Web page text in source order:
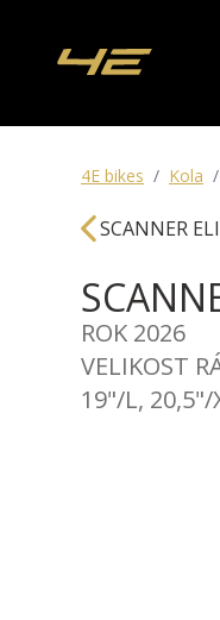
4E bikes / Kola /
SCANNER
ROK 2026
VELIKOST
19"/L, 20,5"/